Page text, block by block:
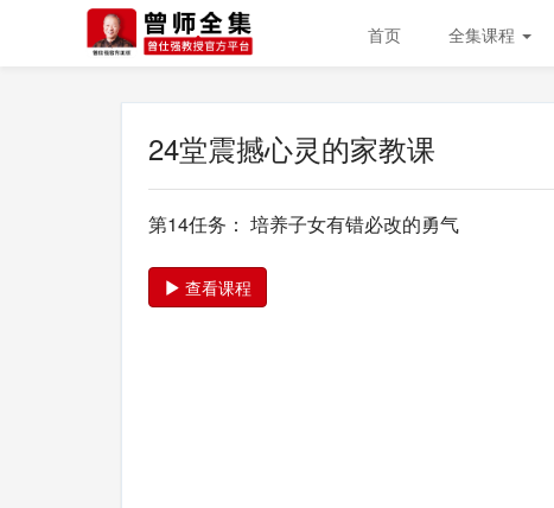
首页 全集课程
24堂震撼心灵的家教课
第14任务： 培养子女有错必改的勇气
查看课程